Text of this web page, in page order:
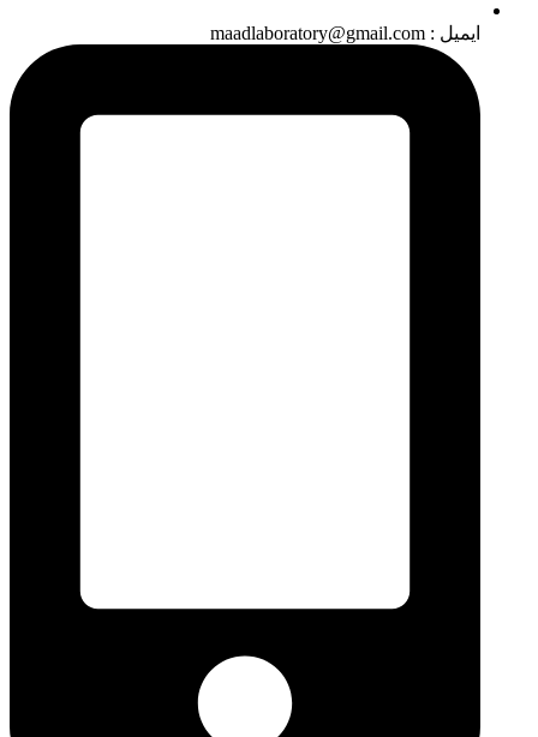
ایمیل : maadlaboratory@gmail.com